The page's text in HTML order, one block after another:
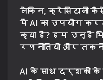
लेकिन, क्रेसिटाली
में AI का उपयोग
क्या है? हम उन्हें
रणनीतियों और
AI के साथ दर्शकों के